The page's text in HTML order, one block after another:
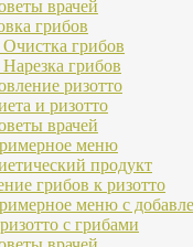
врачей
грибов
Очистка грибов
Нарезка грибов
ризотто
и ризотто
врачей
меню
продукт
грибов к ризотто
меню с
с грибами